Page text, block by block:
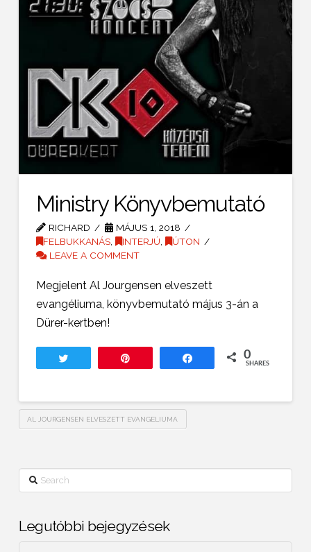
Ministry Könyvbemutató
RICHARD
MÁJUS 1, 2018
FELBUKKANÁS, INTERJÚ
ÚTON
LEAVE A COMMENT
Megjelent Al Jourgensen elveszett
evangéliuma, könyvbemutató május 3-án a
Dürer-kertben!
0
SHARES
AL JOURGENSEN ELVESZETT EVANGELIUMA
Search
Legutóbbi bejegyzések